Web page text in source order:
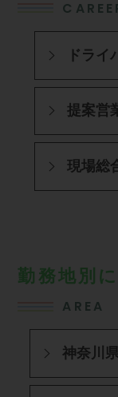
ドライ
提案営
現場総
勤務地別
AREA
神奈川